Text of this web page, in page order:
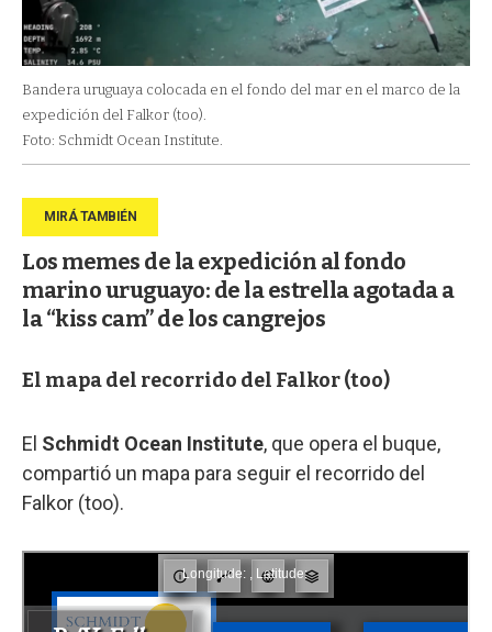
Bandera uruguaya colocada en el fondo del mar en el marco de la
expedición del Falkor (too).
Foto: Schmidt Ocean Institute.
Los memes de la expedición al fondo
marino uruguayo: de la estrella agotada a
la “kiss cam” de los cangrejos
El mapa del recorrido del Falkor (too)
El Schmidt Ocean Institute, que opera el buque,
compartió un mapa para seguir el recorrido del
Falkor (too).